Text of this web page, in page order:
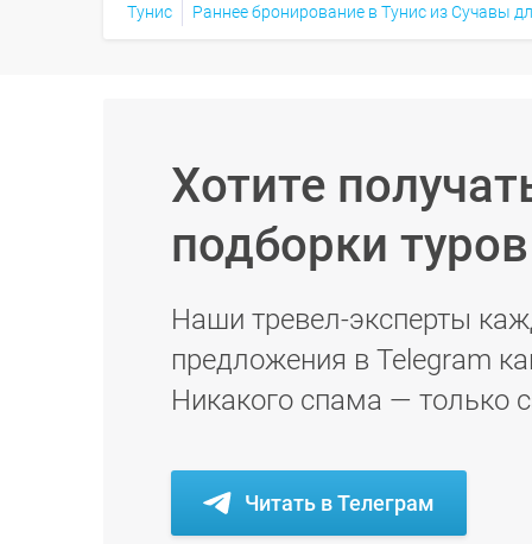
Тунис
Раннее бронирование в Тунис из Сучавы
Хотите
подборки
Наши тревел-эксперты
предложения в Telegram
Никакого спама — только
Читать в Телеграм